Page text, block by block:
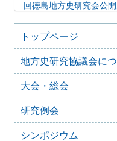
回徳島地方史研究会公
2024年10月27日
地方史研究協議会歴史
史教育
2024年8月9日
歴史シンポジウム 水無
う場を考える
2024年4月16日
トップページ
地方史研究協議会に
大会・総会
研究例会
シンポジウム